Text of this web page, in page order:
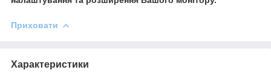
Приховати
Характеристики